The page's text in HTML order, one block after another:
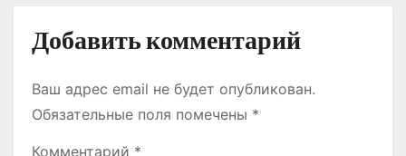
Добавить комментарий
Ваш адрес email не будет опубликован.
Обязательные поля помечены *
Комментарий *